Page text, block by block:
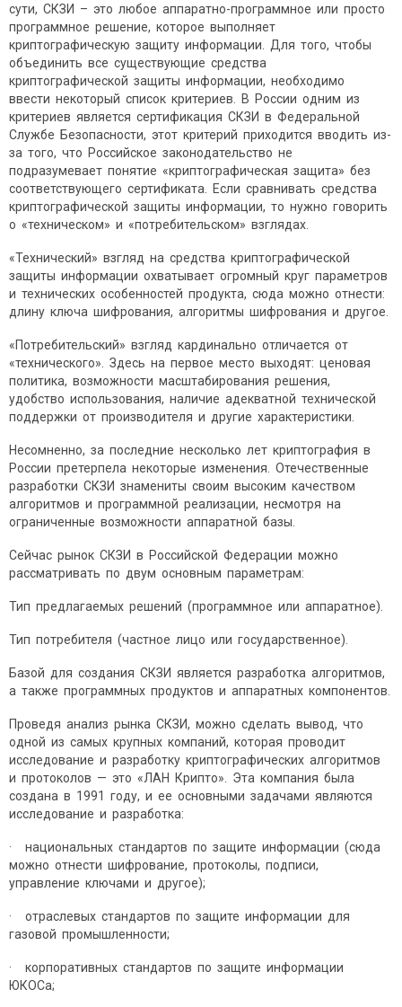
сути, СКЗИ – это любое аппаратно-программное или просто
программное решение, которое выполняет
криптографическую защиту информации. Для того, чтобы
объединить все существующие средства
криптографической защиты информации, необходимо
ввести некоторый список критериев. В России одним из
критериев является сертификация СКЗИ в Федеральной
Службе Безопасности, этот критерий приходится вводить из-
за того, что Российское законодательство не
подразумевает понятие «криптографическая защита» без
соответствующего сертификата. Если сравнивать средства
криптографической защиты информации, то нужно говорить
о «техническом» и «потребительском» взглядах.
«Технический» взгляд на средства криптографической
защиты информации охватывает огромный круг параметров
и технических особенностей продукта, сюда можно отнести:
длину ключа шифрования, алгоритмы шифрования и другое.
«Потребительский» взгляд кардинально отличается от
«технического». Здесь на первое место выходят: ценовая
политика, возможности масштабирования решения,
удобство использования, наличие адекватной технической
поддержки от производителя и другие характеристики.
Несомненно, за последние несколько лет криптография в
России претерпела некоторые изменения. Отечественные
разработки СКЗИ знамениты своим высоким качеством
алгоритмов и программной реализации, несмотря на
ограниченные возможности аппаратной базы.
Сейчас рынок СКЗИ в Российской Федерации можно
рассматривать по двум основным параметрам:
Тип предлагаемых решений (программное или аппаратное).
Тип потребителя (частное лицо или государственное).
Базой для создания СКЗИ является разработка алгоритмов,
а также программных продуктов и аппаратных компонентов.
Проведя анализ рынка СКЗИ, можно сделать вывод, что
одной из самых крупных компаний, которая проводит
исследование и разработку криптографических алгоритмов
и протоколов — это «ЛАН Крипто». Эта компания была
создана в 1991 году, и ее основными задачами являются
исследование и разработка:
· национальных стандартов по защите информации (сюда
можно отнести шифрование, протоколы, подписи,
управление ключами и другое);
· отраслевых стандартов по защите информации для
газовой промышленности;
· корпоративных стандартов по защите информации
ЮКОСа;